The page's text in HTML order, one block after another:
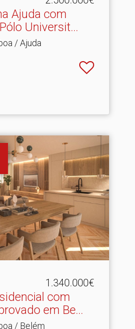
Ajuda com
Universit.​..
/ Ajuda
1.340.000€
com
em Be.​..
/ Belém